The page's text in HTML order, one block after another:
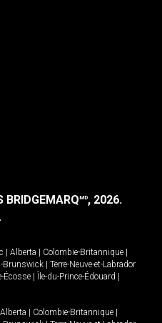
BRIDGEMARQMD, 2026.
Alberta Colombie-Britannique
Brunswick
Terre-Neuve-et-Labrador
Écosse Île-du-Prince-Édouard
Alberta Colombie-Britannique